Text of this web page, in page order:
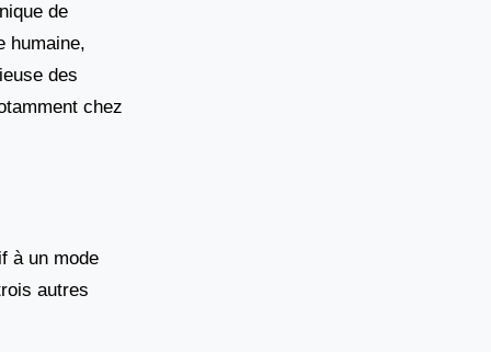
de
humaine,
des
chez
à un mode
autres